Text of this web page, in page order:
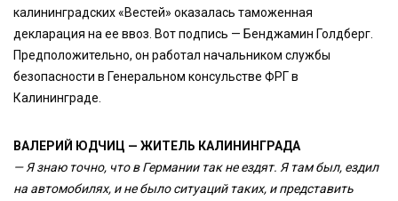
калининградских «Вестей» оказалась таможенная
декларация на ее ввоз. Вот подпись — Бенджамин Голдберг.
Предположительно, он работал начальником службы
безопасности в Генеральном консульстве ФРГ в
Калининграде.
ВАЛЕРИЙ ЮДЧИЦ — ЖИТЕЛЬ КАЛИНИНГРАДА
— Я знаю точно, что в Германии так не ездят. Я там был, ездил
на автомобилях, и не было ситуаций таких, и представить